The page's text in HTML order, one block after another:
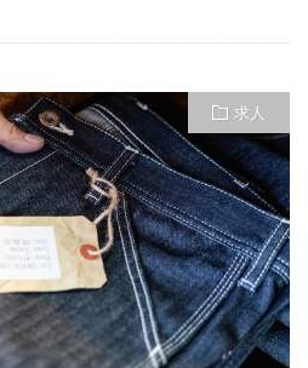
求人